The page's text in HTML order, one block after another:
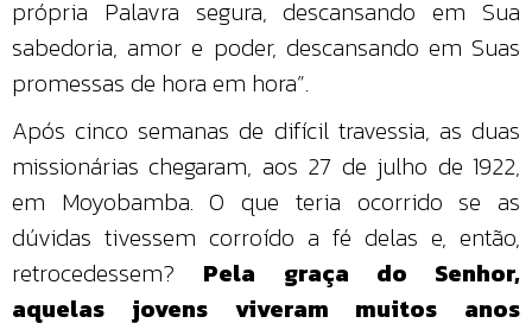
própria Palavra segura, descansando em Sua
sabedoria, amor e poder, descansando em Suas
promessas de hora em hora”.
Após cinco semanas de difícil travessia, as duas
missionárias chegaram, aos 27 de julho de 1922,
em Moyobamba. O que teria ocorrido se as
dúvidas tivessem corroído a fé delas e, então,
retrocedessem? Pela graça do Senhor,
aquelas jovens viveram muitos anos